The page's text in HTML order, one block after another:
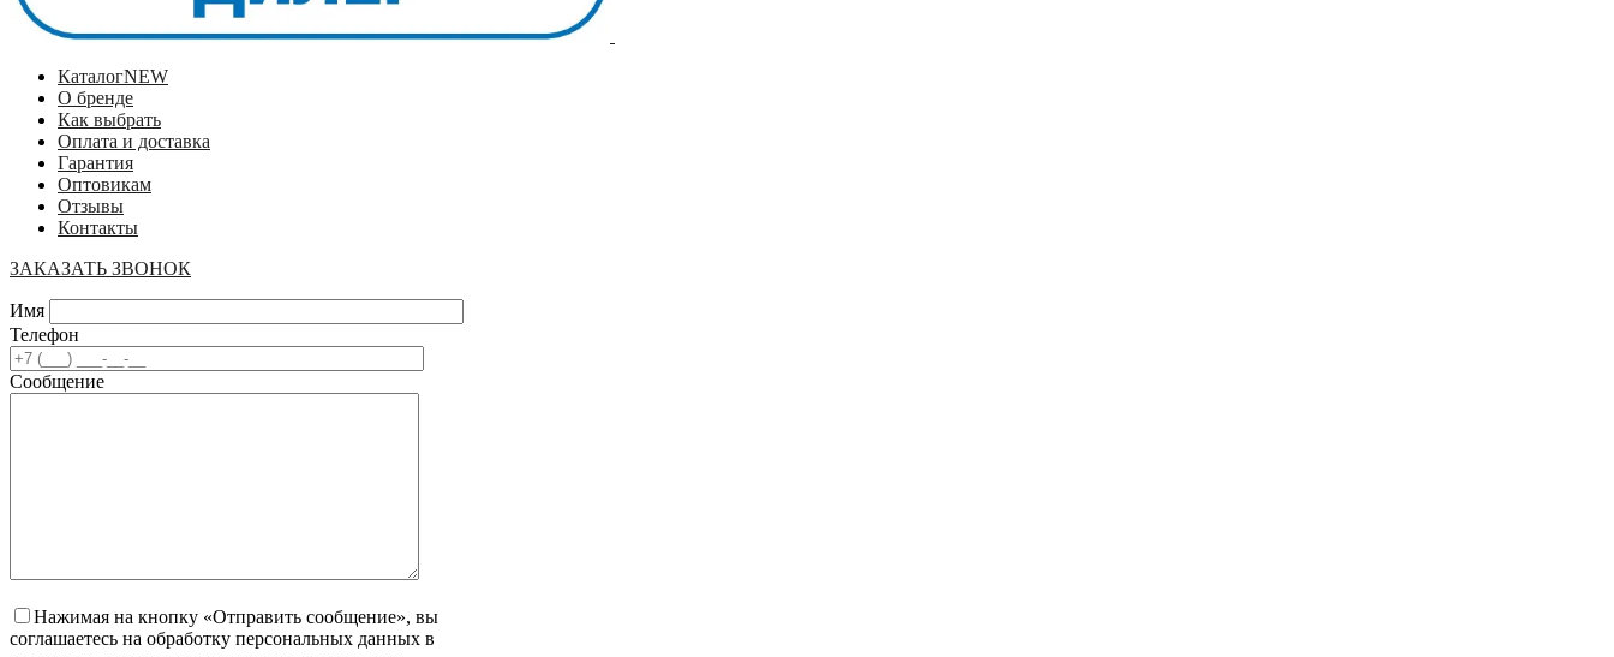
КаталогNEW
О бренде
Как выбрать
Оплата и доставка
Гарантия
Оптовикам
Отзывы
Контакты
ЗАКАЗАТЬ ЗВОНОК
Имя
Телефон
Сообщение
Нажимая на кнопку «Отправить сообщение», вы
соглашаетесь на обработку персональных данных в